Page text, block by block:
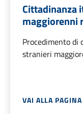
Cittadinanza
maggiorenni
Procedimento
stranieri
VAI ALLA PAGINA